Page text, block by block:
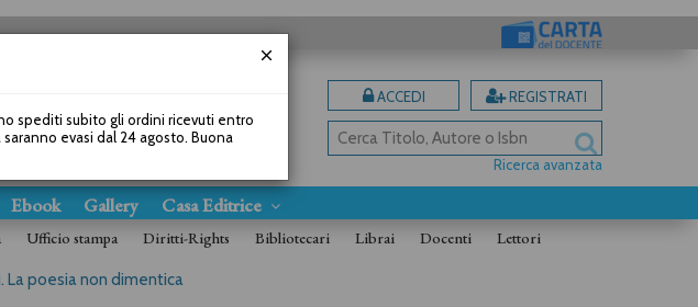
ACCEDI REGISTRATI
Ricerca avanzata
Ebook Gallery Casa Editrice
Ufficio stampa Diritti-Rights Bibliotecari Librai Docenti Lettori
La poesia non dimentica
spediti subito gli ordini ricevuti entro
evasi dal 24 agosto. Buona